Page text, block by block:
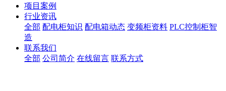
项目案例
行业资讯
全部 配电柜知识 配电箱动态 变频柜资料 PLC控制柜智
造
联系我们
全部 公司简介 在线留言 联系方式